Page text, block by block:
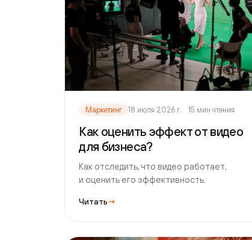
Маркетинг 18 июля 2026 г. 15 мин чтения
Как оценить эффект от видео
Как отследить, что видео работает,
и оценить его эффективность.
Читать→